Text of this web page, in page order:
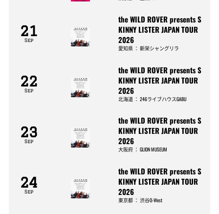
21
Sep
the WILD ROVER presents S
KINNY LISTER JAPAN TOUR
2026
愛知県 ：新栄シャングリラ
22
Sep
the WILD ROVER presents S
KINNY LISTER JAPAN TOUR
2026
北海道 ：246ライブハウスGABU
23
Sep
the WILD ROVER presents S
KINNY LISTER JAPAN TOUR
2026
大阪府 ：GLION MUSEUM
24
Sep
the WILD ROVER presents S
KINNY LISTER JAPAN TOUR
2026
東京都 ：渋谷O-West